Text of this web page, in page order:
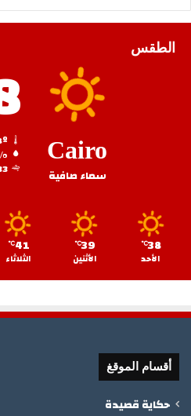
الطقس
Cairo
سماء صافية
3.33
38
℃
الأحد
39
℃
الأثنين
41
℃
الثلاثاء
أقسام الموقغ
حكاية قصيدة